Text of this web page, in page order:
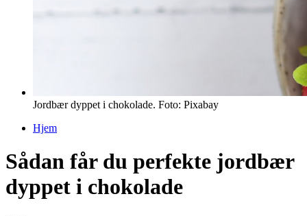
Jordbær dyppet i chokolade. Foto: Pixabay
Hjem
Sådan får du perfekte jordbær
dyppet i chokolade